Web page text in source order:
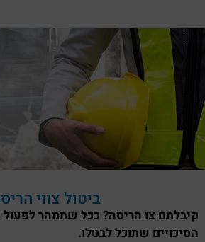
ביטול צווי
קיבלתם צו הריסה? ככל שתמהר לפעול
הסיכויים שתוכל לבטלו.